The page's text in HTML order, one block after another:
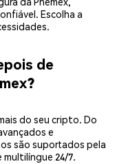
Escolha a
de
do seu cripto. Do
e
são suportados pela
24/7.